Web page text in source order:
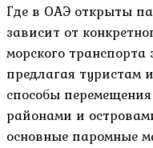
Где в ОАЭ открыты
зависит от
морского транспорта
предлагая туристам
способы
районами и
основные паромные